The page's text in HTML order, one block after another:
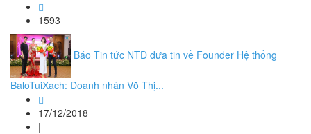
1593
Báo Tin tức NTD đưa tin về Founder Hệ thống
BaloTuiXach: Doanh nhân Võ Thị...
17/12/2018
|